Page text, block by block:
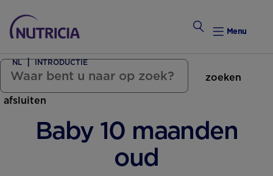
Zwanger Worden
Menu
zoeken
afsluiten
Baby 10 maanden
oud
NL INTRODUCTIE